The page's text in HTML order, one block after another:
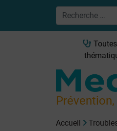
Accueil